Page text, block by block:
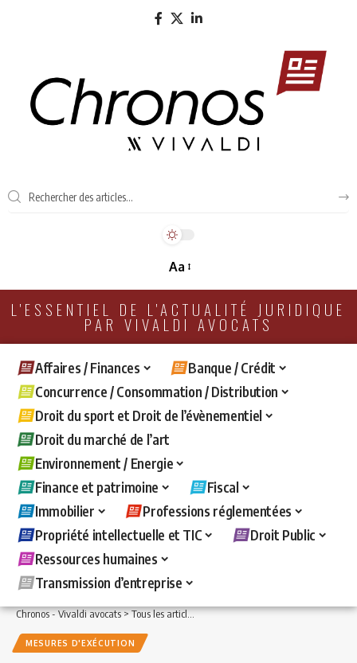
Aa
L'ESSENTIEL DE L'ACTUALITÉ JURIDIQUE
PAR VIVALDI AVOCATS
Affaires / Finances
Banque / Crédit
Concurrence / Consommation / Distribution
Droit du sport et Droit de l’évènementiel
Droit du marché de l’art
Environnement / Energie
Finance et patrimoine
Fiscal
Immobilier
Professions réglementées
Propriété intellectuelle et TIC
Droit Public
Ressources humaines
Transmission d’entreprise
Chronos - Vivaldi avocats>Tous les articles >Banque / Crédit>Mesures
MESURES D'EXÉCUTION